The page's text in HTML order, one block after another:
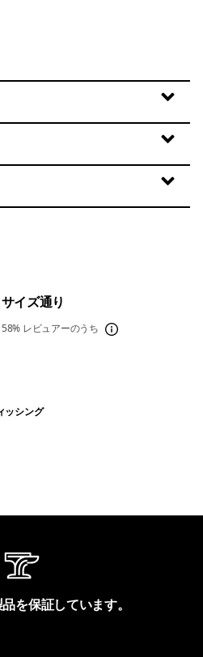
サイズ通り
58% レビュアーのうち
ッシング
を保証しています。